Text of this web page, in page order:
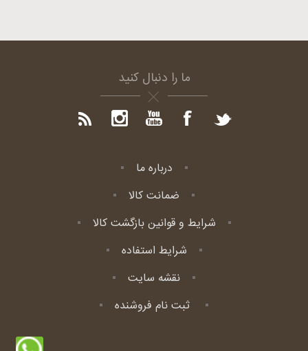
ما را دنبال کنید
درباره ما
ضمانت کالا
شرایط و قوانین بازگشت کالا
شرایط استفاده
نقشه سایت
ثبت نام فروشنده